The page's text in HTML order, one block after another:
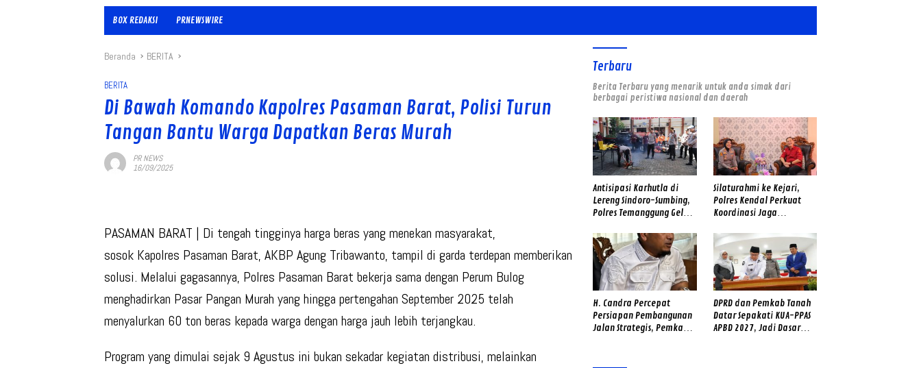
BOX REDAKSI PRNEWSWIRE
Beranda BERITA
BERITA
Di Bawah Komando Kapolres Pasaman Barat, Polisi Turun
Tangan Bantu Warga Dapatkan Beras Murah
PR NEWS
16/09/2025
PASAMAN BARAT | Di tengah tingginya harga beras yang menekan masyarakat,
sosok Kapolres Pasaman Barat, AKBP Agung Tribawanto, tampil di garda terdepan memberikan
solusi. Melalui gagasannya, Polres Pasaman Barat bekerja sama dengan Perum Bulog
menghadirkan Pasar Pangan Murah yang hingga pertengahan September 2025 telah
menyalurkan 60 ton beras kepada warga dengan harga jauh lebih terjangkau.
Program yang dimulai sejak 9 Agustus ini bukan sekadar kegiatan distribusi, melainkan
Terbaru
Berita Terbaru yang menarik untuk anda simak dari
berbagai peristiwa nasional dan daerah
Antisipasi Karhutla di
Lereng Sindoro-Sumbing,
Polres Temanggung Gelar
Alat SAR Gabungan
Silaturahmi ke Kejari,
Polres Kendal Perkuat
Koordinasi Jaga
H. Candra Percepat
Persiapan Pembangunan
Jalan Strategis, Pemkab
DPRD dan Pemkab Tanah
Datar Sepakati KUA-PPAS
APBD 2027, Jadi Dasar